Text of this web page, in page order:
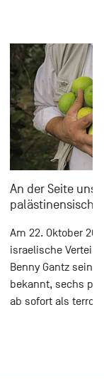
An der Seite
Am 22. Oktober
israelische
Benny Gantz
bekannt, sechs
ab sofort als